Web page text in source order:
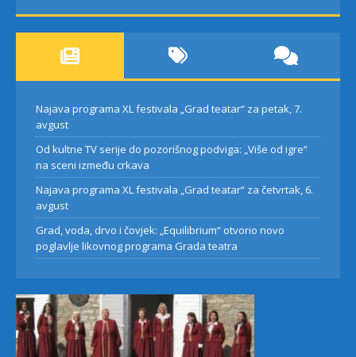
Najava programa XL festivala „Grad teatar“ za petak, 7.
avgust
Od kultne TV serije do pozorišnog podviga: „Više od igre”
na sceni između crkava
Najava programa XL festivala „Grad teatar“ za četvrtak, 6.
avgust
Grad, voda, drvo i čovjek: „Equilibrium“ otvorio novo
poglavlje likovnog programa Grada teatra